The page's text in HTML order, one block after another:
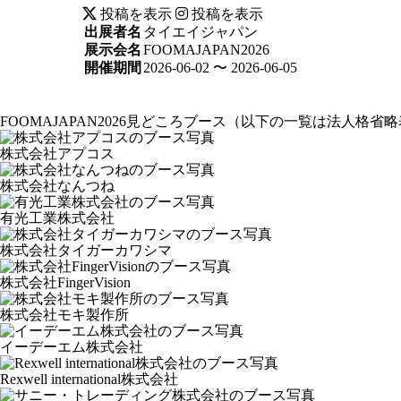
投稿を表示
投稿を表示
出展者名 タイエイジャパン
展示会名 FOOMAJAPAN2026
開催期間 2026-06-02 〜 2026-06-05
FOOMAJAPAN2026見どころブース （以下の一覧は法人格省
株式会社アプコス
株式会社なんつね
有光工業株式会社
株式会社タイガーカワシマ
株式会社FingerVision
株式会社モキ製作所
イーデーエム株式会社
Rexwell international株式会社